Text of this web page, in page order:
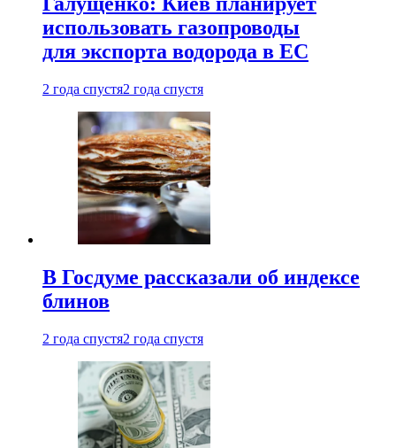
использовать газопроводы
для экспорта водорода в ЕС
2 года спустя2 года спустя
В Госдуме рассказали об индексе
блинов
2 года спустя2 года спустя